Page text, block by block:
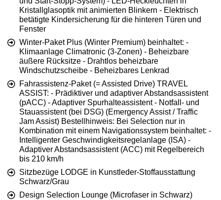
Kristallglasoptik mit animierten Blinkern - Elektrisch
betätigte Kindersicherung für die hinteren Türen und
Fenster
Winter-Paket Plus (Winter Premium) beinhaltet: -
Klimaanlage Climatronic (3-Zonen) - Beheizbare
äußere Rücksitze - Drahtlos beheizbare
Windschutzscheibe - Beheizbares Lenkrad
Fahrassistenz-Paket (= Assisted Drive) TRAVEL
ASSIST: - Prädiktiver und adaptiver Abstandsassistent
(pACC) - Adaptiver Spurhalteassistent - Notfall- und
Stauassistent (bei DSG) (Emergency Assist / Traffic
Jam Assist) Bestellhinweis: Bei Selection nur in
Kombination mit einem Navigationssystem beinhaltet: -
Intelligenter Geschwindigkeitsregelanlage (ISA) -
Adaptiver Abstandsassistent (ACC) mit Regelbereich
bis 210 km/h
Sitzbezüge LODGE in Kunstleder-Stoffausstattung
Schwarz/Grau
Design Selection Lounge (Microfaser in Schwarz)